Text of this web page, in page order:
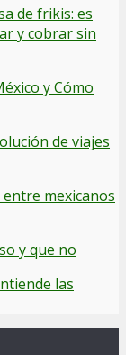
de frikis: es
y cobrar sin
y Cómo
de viajes
mexicanos
y que no
las